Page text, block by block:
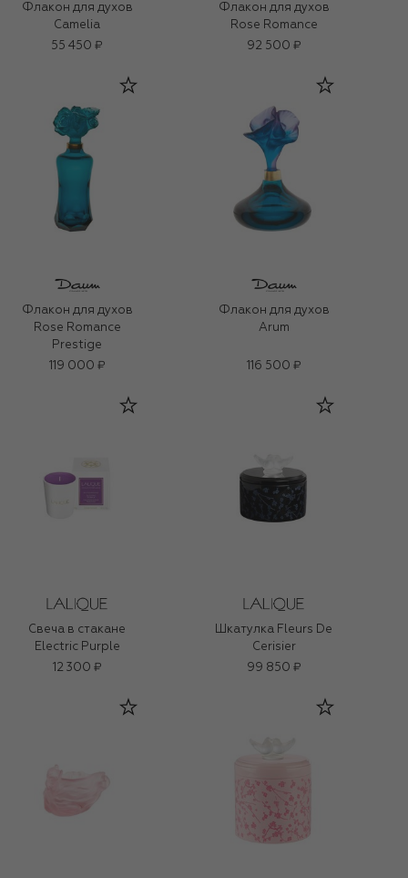
Флакон для духов
Camelia
55 450 ₽
Флакон для духов
Rose Romance
92 500 ₽
Флакон для духов
Rose Romance
Prestige
119 000 ₽
Флакон для духов
Arum
116 500 ₽
Свеча в стакане
Electric Purple
12 300 ₽
Шкатулка Fleurs De
Cerisier
99 850 ₽